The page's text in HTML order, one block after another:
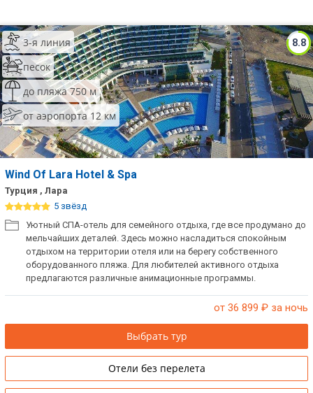
8.8
3-я линия
песок
до пляжа 750 м
от аэропорта 12 км
Wind Of Lara Hotel & Spa
Турция , Лара
5 звёзд
Уютный СПА-отель для семейного отдыха, где все продумано до
мельчайших деталей. Здесь можно насладиться спокойным
отдыхом на территории отеля или на берегу собственного
оборудованного пляжа. Для любителей активного отдыха
предлагаются различные анимационные программы.
от 36 899 ₽ за ночь
Выбрать тур
Отели без перелета